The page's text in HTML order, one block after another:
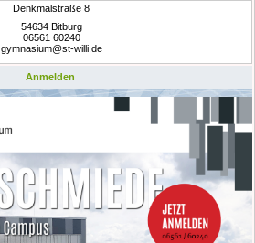
Denkmalstraße 8
54634 Bitburg
06561 60240
gymnasium@st-willi.de
Anmelden